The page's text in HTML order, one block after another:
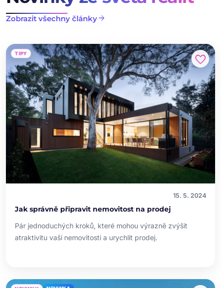
Zobrazit všechny článkyarrow_forward
TIPY favorite
15. 5. 2024
Jak správně připravit nemovitost na prodej
Pár jednoduchých kroků, které mohou výrazně zvýšit
atraktivitu vaší nemovitosti a urychlit prodej.